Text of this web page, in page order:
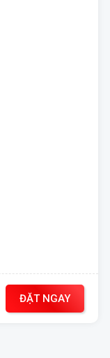
ĐẶT NGAY